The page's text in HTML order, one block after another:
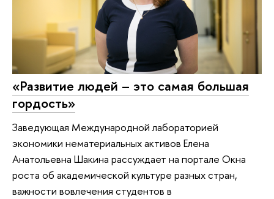
«Развитие людей – это самая большая
гордость»
Заведующая Международной лабораторией
экономики нематериальных активов Елена
Анатольевна Шакина рассуждает на портале Окна
роста об академической культуре разных стран,
важности вовлечения студентов в